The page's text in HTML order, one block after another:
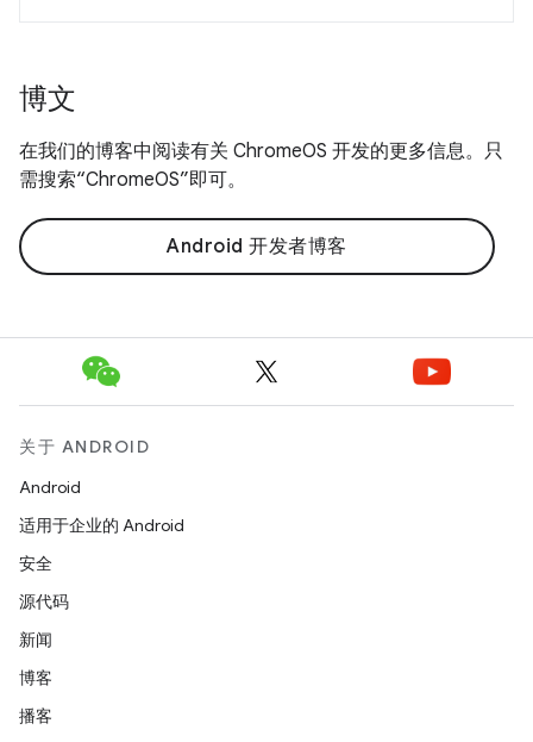
博文
在我们的博客中阅读有关 ChromeOS 开发的更多信息。只
需搜索“ChromeOS”即可。
Android 开发者博客
关于 ANDROID
Android
适用于企业的 Android
安全
源代码
新闻
博客
播客